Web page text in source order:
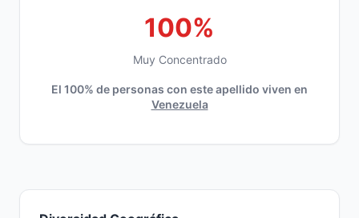
100%
Muy Concentrado
El 100% de personas con este apellido viven en
Venezuela